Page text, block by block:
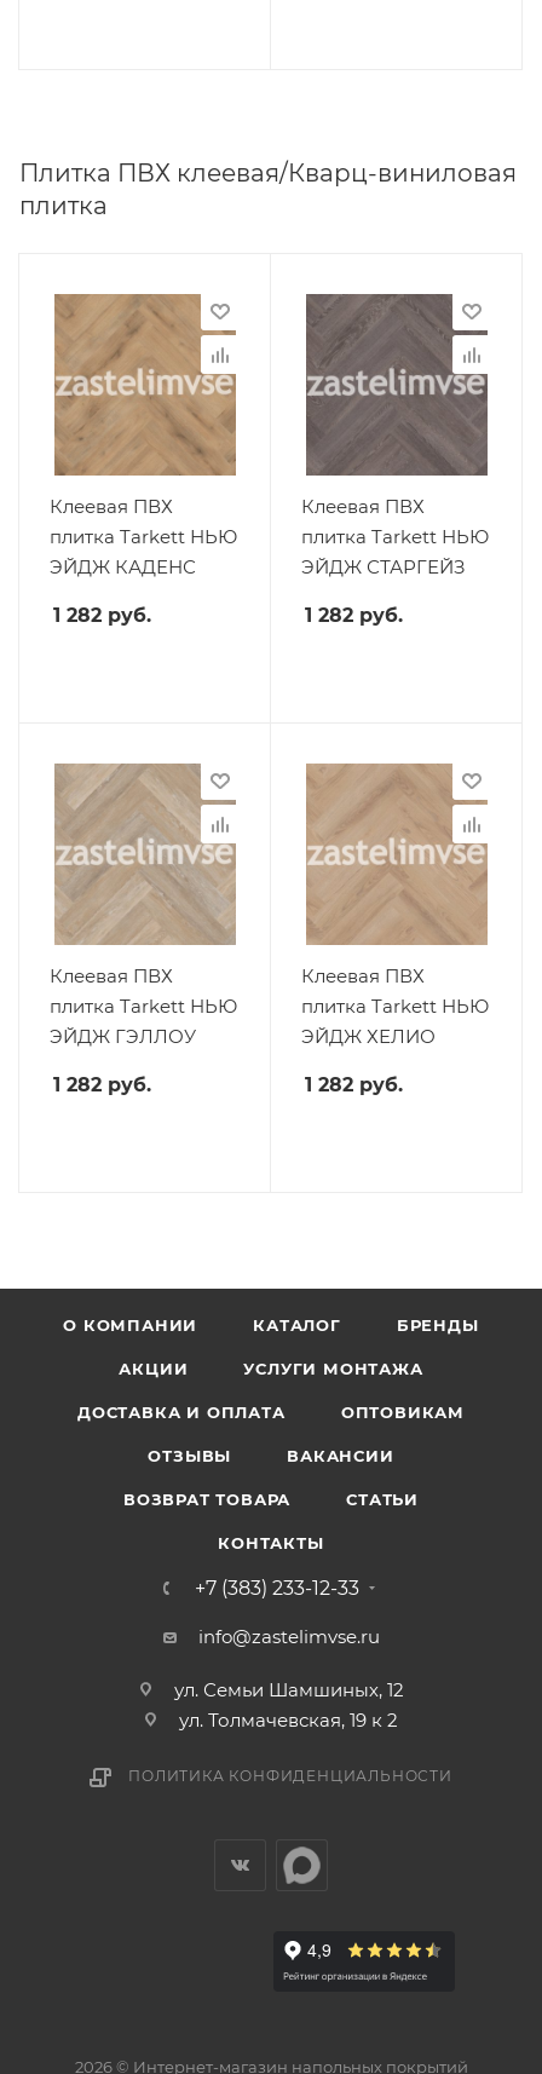
Плитка ПВХ клеевая/Кварц-виниловая
плитка
Клеевая ПВХ
плитка Tarkett НЬЮ
ЭЙДЖ КАДЕНС
1 282 руб.
Клеевая ПВХ
плитка Tarkett НЬЮ
ЭЙДЖ СТАРГЕЙЗ
1 282 руб.
Клеевая ПВХ
плитка Tarkett НЬЮ
ЭЙДЖ ГЭЛЛОУ
1 282 руб.
Клеевая ПВХ
плитка Tarkett НЬЮ
ЭЙДЖ ХЕЛИО
1 282 руб.
О КОМПАНИИ КАТАЛОГ БРЕНДЫ
АКЦИИ УСЛУГИ МОНТАЖА
ДОСТАВКА И ОПЛАТА ОПТОВИКАМ
ОТЗЫВЫ ВАКАНСИИ
ВОЗВРАТ ТОВАРА СТАТЬИ
КОНТАКТЫ
+7 (383) 233-12-33
info@zastelimvse.ru
ул. Семьи Шамшиных, 12
ул. Толмачевская, 19 к 2
ПОЛИТИКА КОНФИДЕНЦИАЛЬНОСТИ
2026 © Интернет-магазин напольных покрытий